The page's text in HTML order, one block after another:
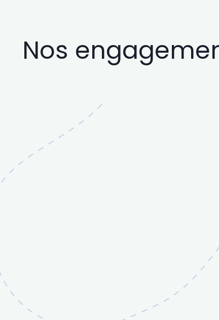
Nos